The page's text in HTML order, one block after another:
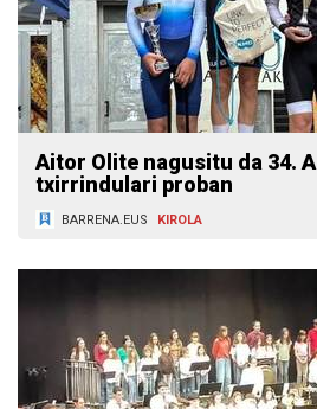
Aitor Olite nagusitu da 34.
txirrindulari proban
BARRENA.EUS KIROLA